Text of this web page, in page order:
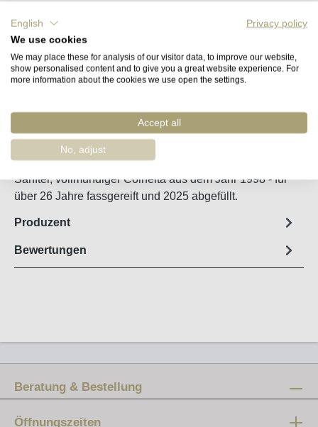
Produkt Anzahl: Gib den gewünschten
In den Warenkorb
Artikel-Nr. :58161
Steckbrief
Sanfter, vollmundiger Colheita aus dem Jahr 1998 - für
über 26 Jahre fassgereift und 2025 abgefüllt.
Produzent
Bewertungen
Beratung & Bestellung
Öffnungszeiten
English
Privacy policy
We use cookies
We may place these for analysis of our visitor data, to improve our website,
show personalised content and to give you a great website experience. For
more information about the cookies we use open the settings.
Accept all
No, adjust